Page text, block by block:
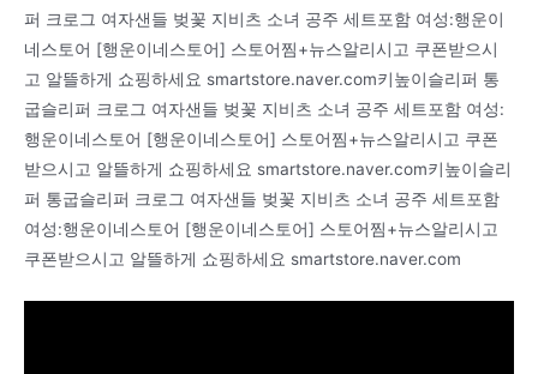
퍼 크로그 여자샌들 벚꽃 지비츠 소녀 공주 세트포함 여성:행운이
네스토어 [행운이네스토어] 스토어찜+뉴스알리시고 쿠폰받으시
고 알뜰하게 쇼핑하세요 smartstore.naver.com키높이슬리퍼 통
굽슬리퍼 크로그 여자샌들 벚꽃 지비츠 소녀 공주 세트포함 여성:
행운이네스토어 [행운이네스토어] 스토어찜+뉴스알리시고 쿠폰
받으시고 알뜰하게 쇼핑하세요 smartstore.naver.com키높이슬리
퍼 통굽슬리퍼 크로그 여자샌들 벚꽃 지비츠 소녀 공주 세트포함
여성:행운이네스토어 [행운이네스토어] 스토어찜+뉴스알리시고
쿠폰받으시고 알뜰하게 쇼핑하세요 smartstore.naver.com